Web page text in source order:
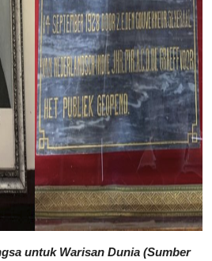
untuk Warisan Dunia (Sumber